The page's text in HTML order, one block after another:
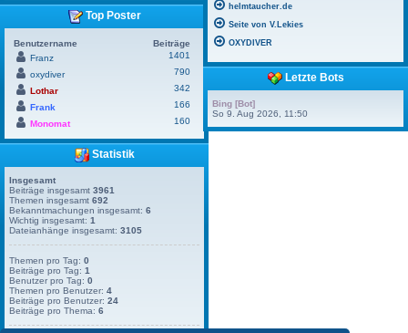
Top Poster
Benutzername
Beiträge
Franz
1401
oxydiver
790
Lothar
342
Frank
166
Monomat
160
Statistik
Insgesamt
Beiträge insgesamt 3961
Themen insgesamt 692
Bekanntmachungen insgesamt: 6
Wichtig insgesamt: 1
Dateianhänge insgesamt: 3105
Themen pro Tag: 0
Beiträge pro Tag: 1
Benutzer pro Tag: 0
Themen pro Benutzer: 4
Beiträge pro Benutzer: 24
Beiträge pro Thema: 6
helmtaucher.de
Seite von V.Lekies
OXYDIVER
Letzte Bots
Bing [Bot]
So 9. Aug 2026, 11:50